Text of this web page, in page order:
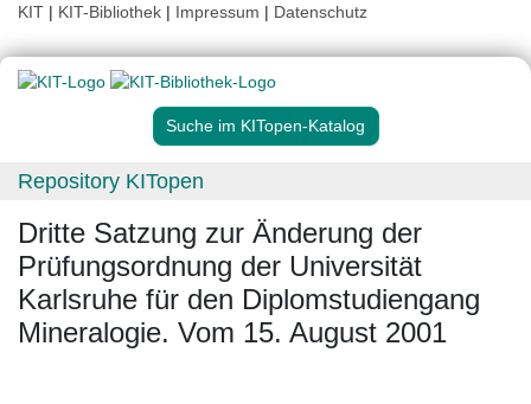
KIT | KIT-Bibliothek | Impressum | Datenschutz
Suche im KITopen-Katalog
Repository KITopen
Dritte Satzung zur Änderung der
Prüfungsordnung der Universität
Karlsruhe für den Diplomstudiengang
Mineralogie. Vom 15. August 2001